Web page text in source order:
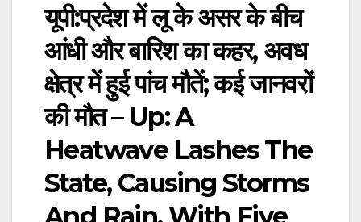
यूपी:प्रदेश में लू के असर के बीच
आंधी और बारिश का कहर, अवध
क्षेत्र में हुई पांच मौतें; कई जानवरों
की मौत – Up: A
Heatwave Lashes The
State, Causing Storms